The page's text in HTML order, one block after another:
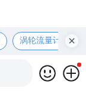
涡轮流量计选型